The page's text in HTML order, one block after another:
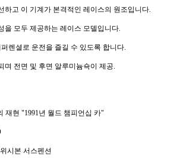
하고 이 기계가 본격적인 레이스의 원조입니다.
을 모두 제공하는 레이스 모델입니다.
렌셜로 운전을 즐길 수 있도록 합니다.
며 전면 및 후면 알루미늄쇽이 제공.
재현 "1991년 월드 챔피언십 카"
시본 서스펜션